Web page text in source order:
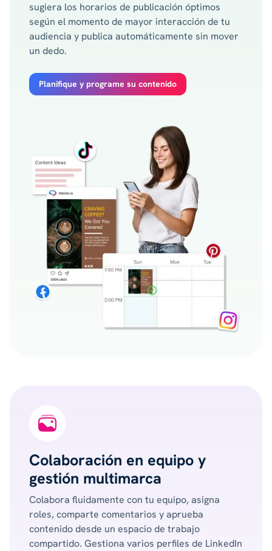
sugiera los horarios de publicación óptimos
según el momento de mayor interacción de tu
audiencia y publica automáticamente sin mover
un dedo.
Planifique y programe su contenido
Colaboración en equipo y
gestión multimarca
Colabora fluidamente con tu equipo, asigna
roles, comparte comentarios y aprueba
contenido desde un espacio de trabajo
compartido. Gestiona varios perfiles de LinkedIn